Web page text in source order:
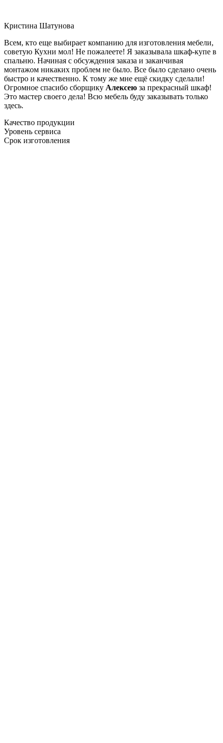
Кристина Шатунова
Всем, кто еще выбирает компанию для изготовления мебели,
советую Кухни мол! Не пожалеете! Я заказывала шкаф-купе в
спальню. Начиная с обсуждения заказа и заканчивая
монтажом никаких проблем не было. Все было сделано очень
быстро и качественно. К тому же мне ещё скидку сделали!
Огромное спасибо сборщику Алексею за прекрасный шкаф!
Это мастер своего дела! Всю мебель буду заказывать только
здесь.
Качество продукции
Уровень сервиса
Срок изготовления